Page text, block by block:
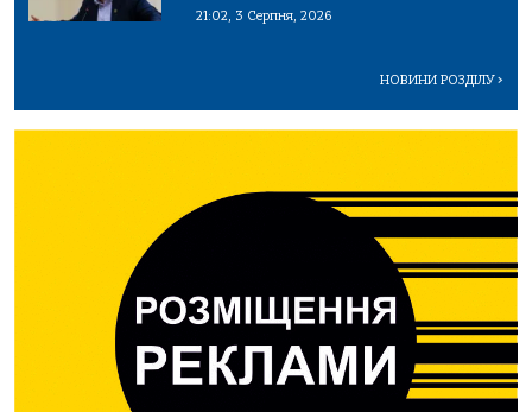
21:02, 3 Серпня, 2026
НОВИНИ РОЗДІЛУ>